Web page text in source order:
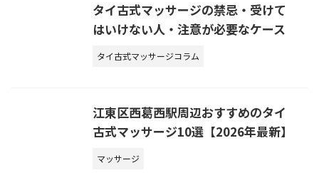
タイ古式マッサージの禁忌・受けて
はいけない人・注意が必要なケース
タイ古式マッサージコラム
江東区西葛西駅周辺おすすめのタイ
古式マッサージ10選【2026年最新】
マッサージ